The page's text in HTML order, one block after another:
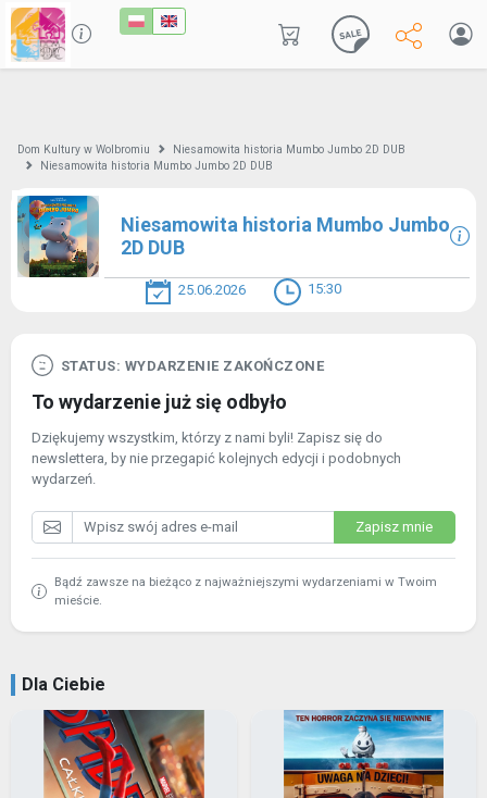
Dom Kultury w Wolbromiu
Niesamowita historia Mumbo Jumbo 2D DUB
Niesamowita historia Mumbo Jumbo 2D DUB
Niesamowita historia Mumbo Jumbo
2D DUB
25.06.2026 15:30
STATUS: WYDARZENIE ZAKOŃCZONE
To wydarzenie już się odbyło
Dziękujemy wszystkim, którzy z nami byli! Zapisz się do
newslettera, by nie przegapić kolejnych edycji i podobnych
wydarzeń.
Zapisz mnie
Bądź zawsze na bieżąco z najważniejszymi wydarzeniami w Twoim
mieście.
Dla Ciebie